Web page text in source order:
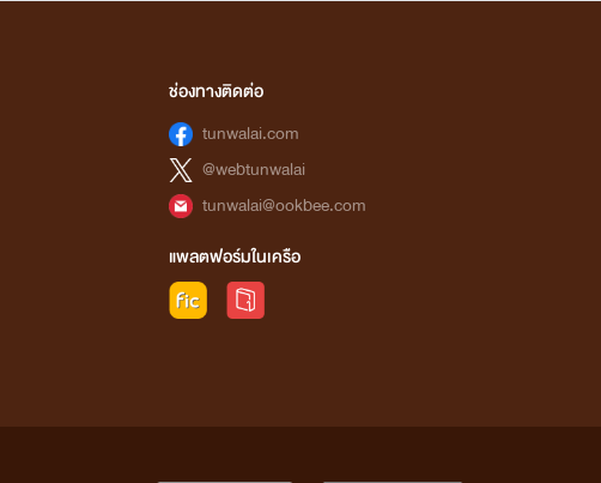
ช่องทางติดต่อ
tunwalai.com
@webtunwalai
tunwalai@ookbee.com
แพลตฟอร์มในเครือ